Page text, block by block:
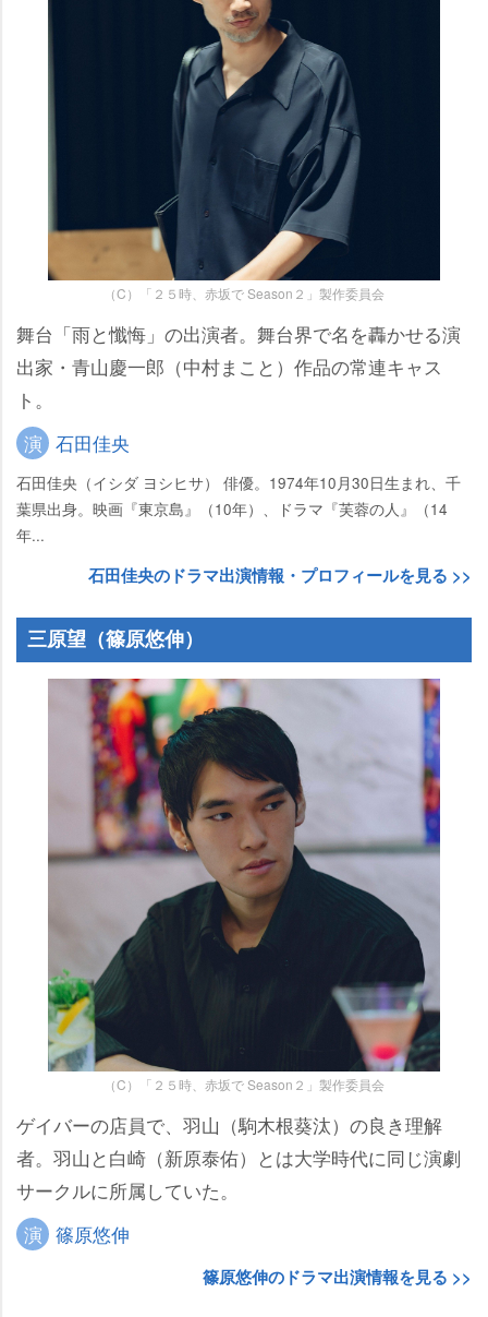
（C）「２５時、赤坂で Season２」製作委員会
舞台「雨と懺悔」の出演者。舞台界で名を轟かせる演
出家・青山慶一郎（中村まこと）作品の常連キャス
ト。
演 石田佳央
石田佳央（イシダ ヨシヒサ） 俳優。1974年10月30日生まれ、千
葉県出身。映画『東京島』（10年）、ドラマ『芙蓉の人』（14
年...
石田佳央のドラマ出演情報・プロフィールを見る >>
三原望（篠原悠伸）
（C）「２５時、赤坂で Season２」製作委員会
ゲイバーの店員で、羽山（駒木根葵汰）の良き理解
者。羽山と白崎（新原泰佑）とは大学時代に同じ演劇
サークルに所属していた。
演 篠原悠伸
篠原悠伸のドラマ出演情報を見る >>